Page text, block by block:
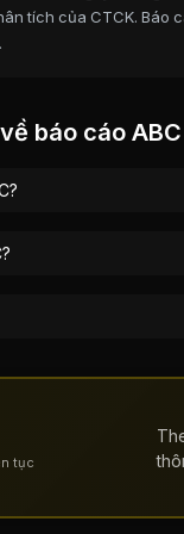
tích của CTCK.
báo cáo ABC
tục